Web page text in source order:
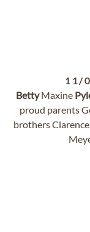
11/
BettyMaxine
proud parents
brothers